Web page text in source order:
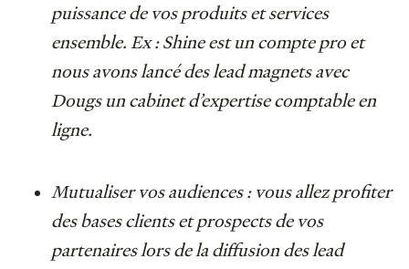
puissance de vos produits et services
ensemble. Ex : Shine est un compte pro et
nous avons lancé des lead magnets avec
Dougs un cabinet d’expertise comptable en
ligne.
Mutualiser vos audiences : vous allez profiter
des bases clients et prospects de vos
partenaires lors de la diffusion des lead